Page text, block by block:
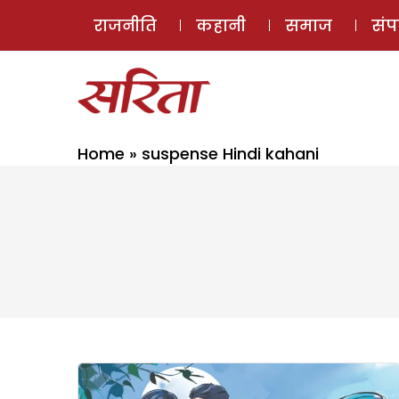
राजनीति कहानी समाज
Home » suspense Hindi kahani